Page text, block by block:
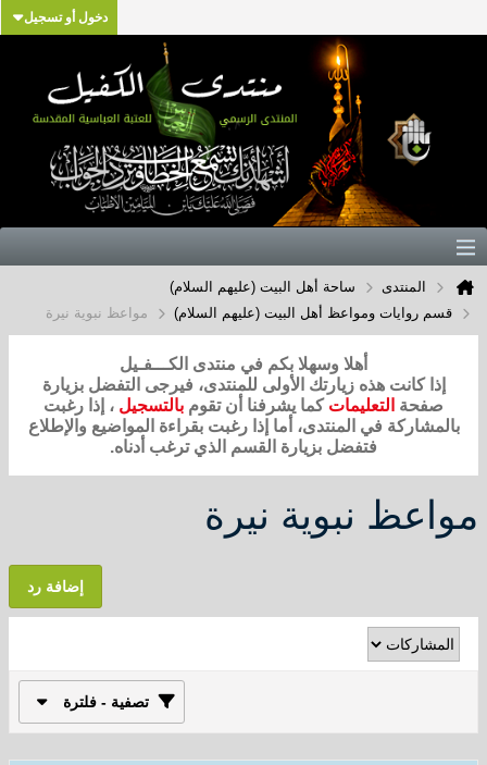
دخول أو تسجيل
المنتدى
ساحة أهل البيت (عليهم السلام)
قسم روايات ومواعظ أهل البيت (عليهم السلام)
مواعظ نبوية نيرة
أهلا وسهلا بكم في منتدى الكـــفـيل
إذا كانت هذه زيارتك الأولى للمنتدى، فيرجى التفضل بزيارة
صفحة التعليمات كما يشرفنا أن تقوم بالتسجيل ، إذا رغبت
بالمشاركة في المنتدى، أما إذا رغبت بقراءة المواضيع والإطلاع
فتفضل بزيارة القسم الذي ترغب أدناه.
مواعظ نبوية نيرة
إضافة رد
تصفية - فلترة